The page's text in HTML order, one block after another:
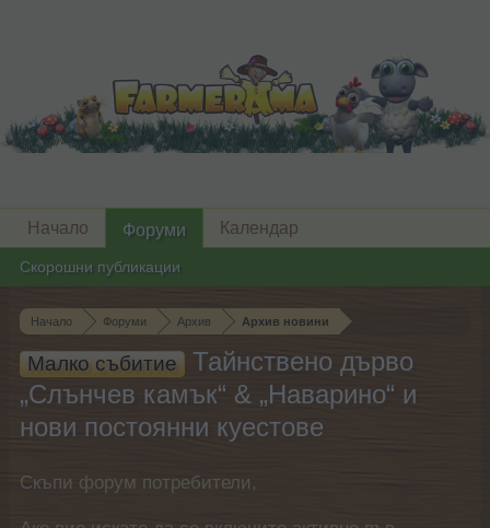
Начало Форуми Архив Архив новини
Малко събитие
Тайнствено дърво
„Слънчев камък“ & „Наварино“ и
нови постоянни куестове
Скъпи форум потребители,
Начало Форуми
Скорошни публикации
Календар